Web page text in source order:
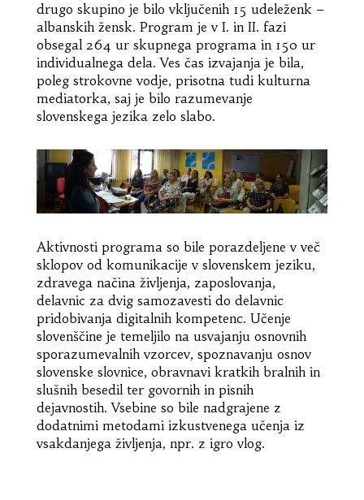
drugo skupino je bilo vključenih 15 udeleženk –
albanskih žensk. Program je v I. in II. fazi
obsegal 264 ur skupnega programa in 150 ur
individualnega dela. Ves čas izvajanja je bila,
poleg strokovne vodje, prisotna tudi kulturna
mediatorka, saj je bilo razumevanje
slovenskega jezika zelo slabo.
Aktivnosti programa so bile porazdeljene v več
sklopov od komunikacije v slovenskem jeziku,
zdravega načina življenja, zaposlovanja,
delavnic za dvig samozavesti do delavnic
pridobivanja digitalnih kompetenc. Učenje
slovenščine je temeljilo na usvajanju osnovnih
sporazumevalnih vzorcev, spoznavanju osnov
slovenske slovnice, obravnavi kratkih bralnih in
slušnih besedil ter govornih in pisnih
dejavnostih. Vsebine so bile nadgrajene z
dodatnimi metodami izkustvenega učenja iz
vsakdanjega življenja, npr. z igro vlog.